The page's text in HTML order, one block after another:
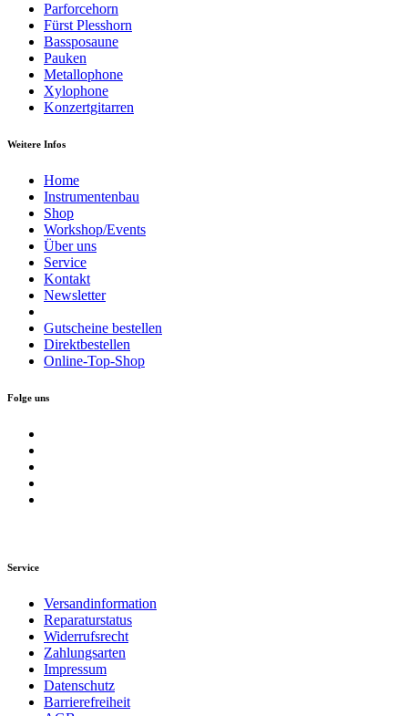
Parforcehorn
Fürst Plesshorn
Bassposaune
Pauken
Metallophone
Xylophone
Konzertgitarren
Weitere Infos
Home
Instrumentenbau
Shop
Workshop/Events
Über uns
Service
Kontakt
Newsletter
Gutscheine bestellen
Direktbestellen
Online-Top-Shop
Folge uns
Service
Versandinformation
Reparaturstatus
Widerrufsrecht
Zahlungsarten
Impressum
Datenschutz
Barrierefreiheit